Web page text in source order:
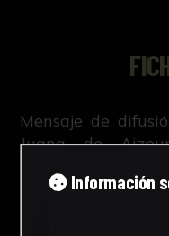
Mensaje de
Juana de
Información